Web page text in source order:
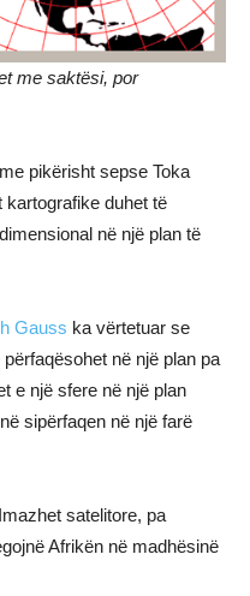
me saktësi, por
pikërisht sepse Toka
duhet të
në një plan të
Gauss ka vërtetuar se
në një plan pa
e një sfere në një plan
sipërfaqen në një farë
satelitore, pa
Afrikën në madhësinë